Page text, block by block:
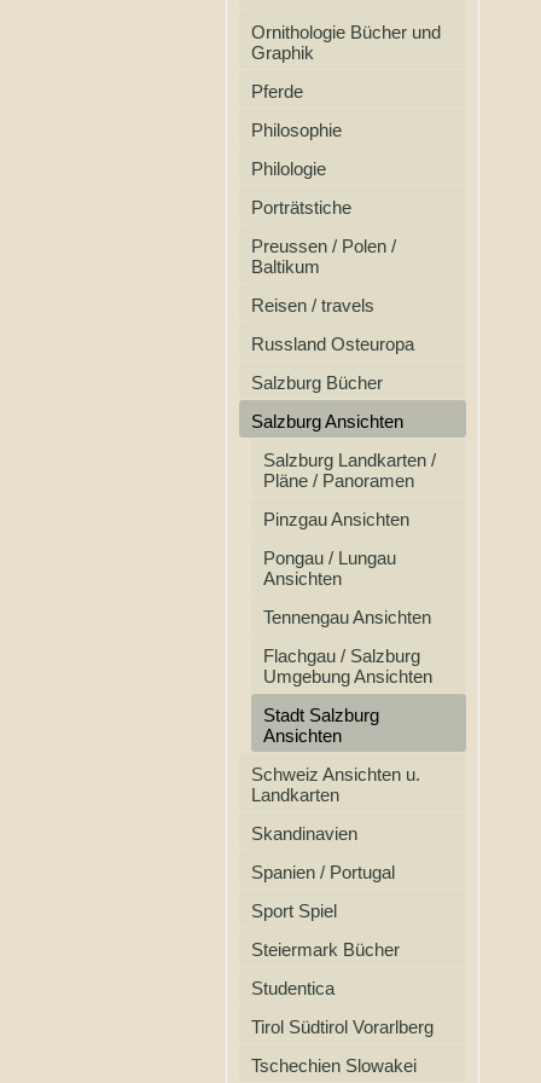
Ornithologie Bücher und
Graphik
Pferde
Philosophie
Philologie
Porträtstiche
Preussen / Polen /
Baltikum
Reisen / travels
Russland Osteuropa
Salzburg Bücher
Salzburg Ansichten
Salzburg Landkarten /
Pläne / Panoramen
Pinzgau Ansichten
Pongau / Lungau
Ansichten
Tennengau Ansichten
Flachgau / Salzburg
Umgebung Ansichten
Stadt Salzburg
Ansichten
Schweiz Ansichten u.
Landkarten
Skandinavien
Spanien / Portugal
Sport Spiel
Steiermark Bücher
Studentica
Tirol Südtirol Vorarlberg
Tschechien Slowakei